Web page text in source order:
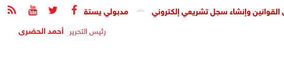




مدبولي يستقبل المدير العام لمنظمة اليونسكو وإنشاء سجل تشريعي إلكتروني
رئيس التحرير أحمد الحضرى